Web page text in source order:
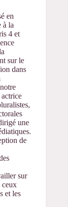
en
à la
4 et
sur le
dans
une
de
sur
ceux
et les